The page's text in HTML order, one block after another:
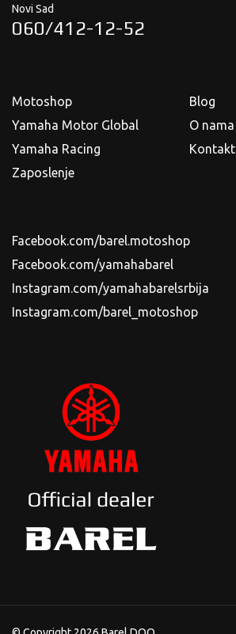
Novi Sad
060/412-12-52
Motoshop
Yamaha Motor Global
Yamaha Racing
Zaposlenje
Blog
O nama
Kontakt
Facebook.com/barel.motoshop
Facebook.com/yamahabarel
Instagram.com/yamahabarelsrbija
Instagram.com/barel_motoshop